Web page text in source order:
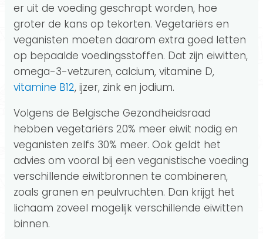
er uit de voeding geschrapt worden, hoe
groter de kans op tekorten. Vegetariërs en
veganisten moeten daarom extra goed letten
op bepaalde voedingsstoffen. Dat zijn eiwitten,
omega-3-vetzuren, calcium, vitamine D,
vitamine B12, ijzer, zink en jodium.
Volgens de Belgische Gezondheidsraad
hebben vegetariërs 20% meer eiwit nodig en
veganisten zelfs 30% meer. Ook geldt het
advies om vooral bij een veganistische voeding
verschillende eiwitbronnen te combineren,
zoals granen en peulvruchten. Dan krijgt het
lichaam zoveel mogelijk verschillende eiwitten
binnen.